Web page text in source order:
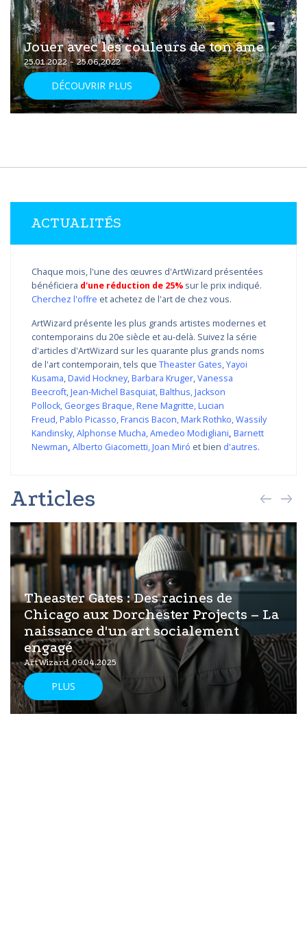
Jouer avec les couleurs de ton âme
25.01.2022 - 25.06.2022
DÉCOUVRIR PLUS
ACTUALITÉS
Chaque mois, l'une des œuvres d'ArtWizard présentées
bénéficiera d'une réduction de 25% sur le prix indiqué.
Cherchez l'offre et achetez de l'art de chez vous.
ArtWizard présente les plus grands artistes modernes et
contemporains du 20e siècle et au-delà. Suivez la série
d'articles d'ArtWizard sur les quarante plus grands noms
de l'art contemporain, tels que Theaster Gates,Yayoi
Kusama,David Hockney,Barbara Kruger,Vanessa
Beecroft,Jean-Michel Basquiat,Balthus,Jackson
Pollock, Georges Braque,Rene Magritte,Lucian
Freud,Pablo Picasso,Francis Bacon,Mark Rothko,Wassily
Kandinsky,Alphonse Mucha,Amedeo Modigliani, Barnett
Newman, Alberto Giacometti,Joan Miró et bien d'autres.
Articles
Theaster Gates : Des racines de
Chicago aux Dorchester Projects – La
naissance d'un art socialement
engagé
ArtWizard 09.04.2025
PLUS